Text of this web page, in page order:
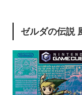
ゼルダの伝説